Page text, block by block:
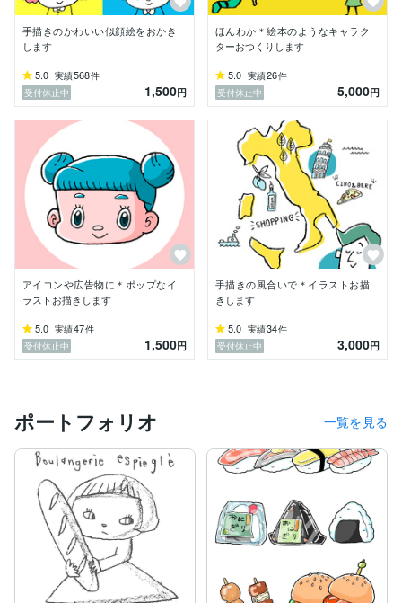
手描きのかわいい似顔絵をおかき
します
5.0 実績568件
受付休止中
1,500円
ほんわか＊絵本のようなキャラク
ターおつくりします
5.0 実績26件
受付休止中
5,000円
アイコンや広告物に＊ポップなイ
ラストお描きします
5.0 実績47件
受付休止中
1,500円
手描きの風合いで＊イラストお描
きします
5.0 実績34件
受付休止中
3,000円
ポートフォリオ 一覧を見る